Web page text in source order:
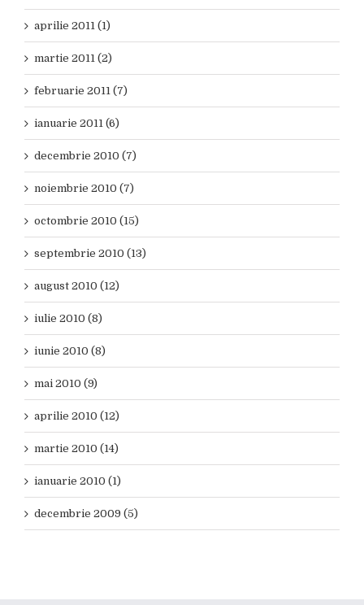
aprilie 2011 (1)
martie 2011 (2)
februarie 2011 (7)
ianuarie 2011 (6)
decembrie 2010 (7)
noiembrie 2010 (7)
octombrie 2010 (15)
septembrie 2010 (13)
august 2010 (12)
iulie 2010 (8)
iunie 2010 (8)
mai 2010 (9)
aprilie 2010 (12)
martie 2010 (14)
ianuarie 2010 (1)
decembrie 2009 (5)